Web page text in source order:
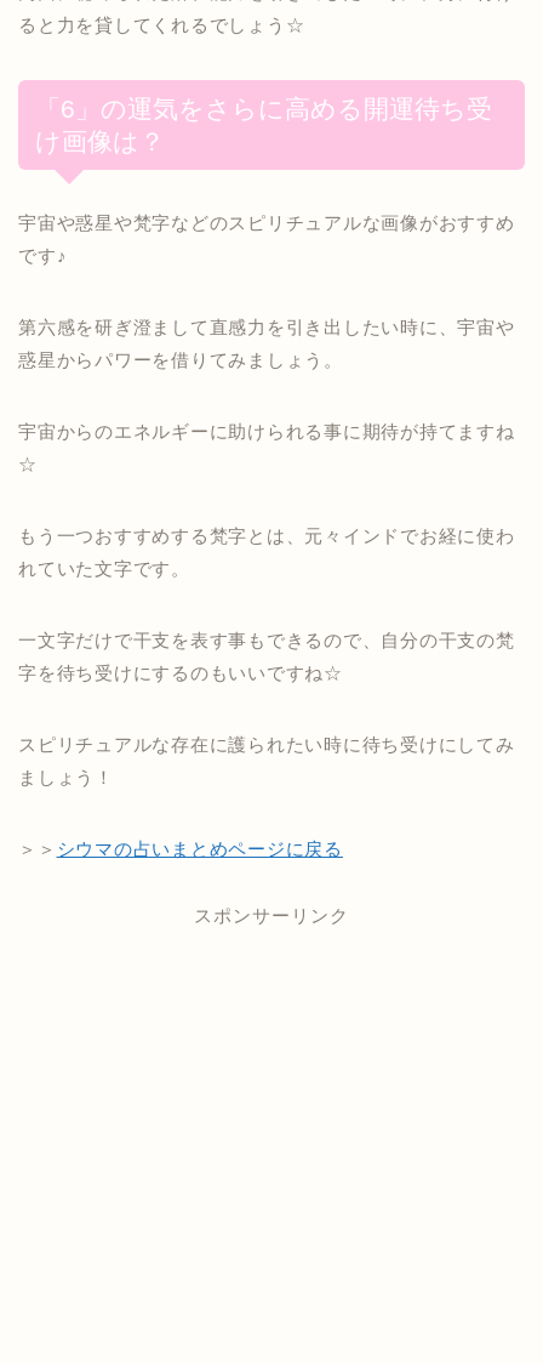
ると力を貸してくれるでしょう☆
「6」の運気をさらに高める開運待ち受
け画像は？
宇宙や惑星や梵字などのスピリチュアルな画像がおすすめ
です♪
第六感を研ぎ澄まして直感力を引き出したい時に、宇宙や
惑星からパワーを借りてみましょう。
宇宙からのエネルギーに助けられる事に期待が持てますね
☆
もう一つおすすめする梵字とは、元々インドでお経に使わ
れていた文字です。
一文字だけで干支を表す事もできるので、自分の干支の梵
字を待ち受けにするのもいいですね☆
スピリチュアルな存在に護られたい時に待ち受けにしてみ
ましょう！
＞＞ シウマの占いまとめページに戻る
スポンサーリンク